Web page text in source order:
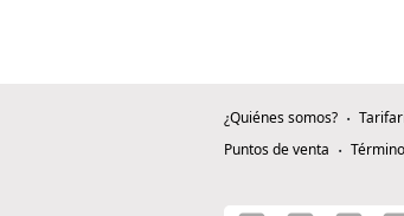
¿Quiénes somos?
Puntos de venta